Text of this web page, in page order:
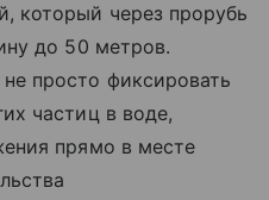
который через прорубь
до 50 метров.
просто фиксировать
частиц в воде,
прямо в месте